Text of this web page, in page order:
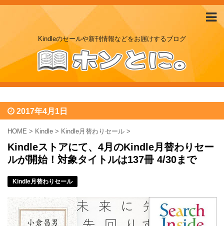
Kindleのセールや新刊情報などをお届けするブログ
2017年4月1日
HOME > Kindle > Kindle月替わりセール >
Kindleストアにて、4月のKindle月替わりセー
ルが開始！対象タイトルは137冊 4/30まで
Kindle月替わりセール